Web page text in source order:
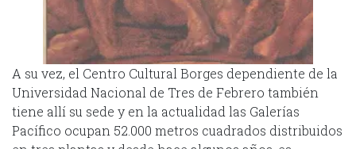
A su vez, el Centro Cultural Borges dependiente de la
Universidad Nacional de Tres de Febrero también
tiene allí su sede y en la actualidad las Galerías
Pacífico ocupan 52.000 metros cuadrados distribuidos